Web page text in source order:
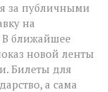
за публичными
на
В ближайшее
новой ленты
Билеты для
а сама